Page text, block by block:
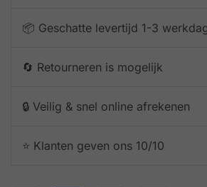
📦 Geschatte levertijd 1-3
🔄 Retourneren is mogelijk
🔒 Veilig & snel online afrekenen
⭐️ Klanten geven ons 10/10